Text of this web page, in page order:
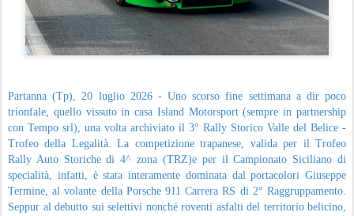
Partanna (Tp), 20 luglio 2026 - Uno scorso fine settimana a dir poco
trionfale, quello vissuto in casa Island Motorsport (sempre in partnership
con Tempo srl), una volta archiviato il 3° Rally Storico Valle del Belice -
Trofeo della Legalità. La competizione trapanese, valida per il Trofeo
Rally Auto Storiche di 4^ zona (TRZ)e per il Campionato Siciliano di
specialità, infatti, è stata interamente dominata dal portacolori Giuseppe
Termine, al volante della Porsche 911 Carrera RS di 2° Raggruppamento.
Seppur al debutto sui selettivi nonché roventi asfalti del territorio belicino,